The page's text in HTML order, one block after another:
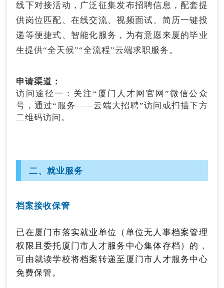
（十四）吸纳就业社会保险补贴
小型微型企业吸纳毕业年度和离校2年内未就业
高校毕业生就业，与其签订1年以上期限劳动合
同并按规定缴纳社会保险费的，在相应期限内按
高校毕业生实际缴纳的基本养老保险费、基本医
疗保险费、失业保险费给予补贴，不包括高校毕
业生个人应缴纳的部分；社会保险补贴期限不超
过1年。
报。联系电话：0591-87305715。
的，按福州市上年度灵活就业窗口最低缴费额的
65%，给予基本养老保险费、基本医疗保险费补
贴。补贴期限最长不超过2年。
申请渠道：
1.移动端：闽政通→搜索“福州社保”→就业创业
→场租补贴；
2.线下渠道：向工商注册所在地的县（市、区）
公共就业和人才服务机构申报。
（二十二）创业带动就业补贴
在福州市工商注册三年内的小微企业和个体工商
户招收员工，与其签订1年以上劳动合同并为其
业补贴，累计享受补贴总额不超过3万元。
才服务中心申报。咨询电话：0591-83853051。
在福州市市属、四城区（鼓楼区、台江区、仓山
区、晋安区）区属单位工作，缴纳城镇职工养老
保险满3个月以上且落户的全日制博士研究
生，取得《“好年华 聚福州”人才住房保障资格
证》两年有效期内可分别申请享受10年额度200
万元、10年额度100万元、6年额度100万元购房
商业贷款贴息。
在福州市市属、四城区（鼓楼区、台江区、仓山
生、“双一流”高校全日制硕士研究生、2020年
生，取得《“好年华 聚福州”人才住房保障资格
证》两年有效期内可分别申请享受2500元/月、
1500元/月、600元/月租赁补贴，发放期限最长
不超过5年。
线下对接活动，广泛征集发布招聘信息，配套提
供岗位匹配、在线交流、视频面试、简历一键投
递等便捷式、智能化服务，为有意愿来厦的毕业
生提供“全天候”“全流程”云端求职服务。
申请渠道：
访问途径一：关注“厦门人才网官网”微信公众
号，通过“服务——云端大招聘”访问或扫描下方
二维码访问。
（https://www.xmrc.com.cn/），通过「百城千
校万人——毕业生云端大招聘」专题海报进行访
问。首页滚动栏点击专题海报或者点击菜单栏
咨询电话：0592-5396595或12333
（二）一次性求职补贴
对毕业学年内的厦门市全日制普通高校、技工院
校高级工班、预备技师班和特殊教育院校职业教
二、就业服务
档案接收保管
已在厦门市落实就业单位（单位无人事档案管理
权限且委托厦门市人才服务中心集体存档）的，
可由就读学校将档案转递至厦门市人才服务中心
免费保管。